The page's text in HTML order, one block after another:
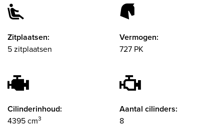
Zitplaatsen:
5 zitplaatsen
Vermogen:
727 PK
Cilinderinhoud:
4395 cm3
Aantal cilinders:
8